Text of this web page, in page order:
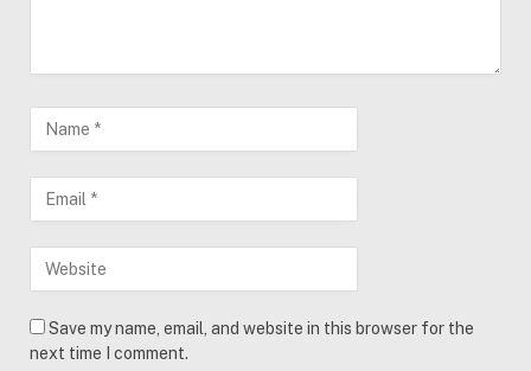
Save my name, email, and website in this browser for the
next time I comment.